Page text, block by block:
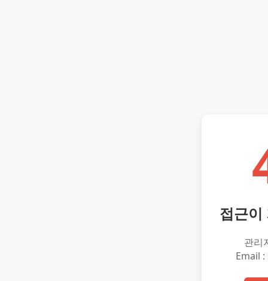
접근이
관리
Email